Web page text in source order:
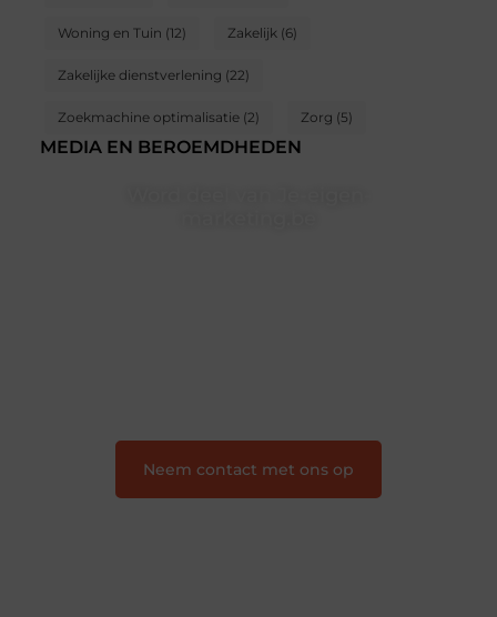
Woning en Tuin (12) Zakelijk (6)
Zakelijke dienstverlening (22)
Zoekmachine optimalisatie(2) Zorg (5)
MEDIA EN BEROEMDHEDEN
Neem contact met ons op